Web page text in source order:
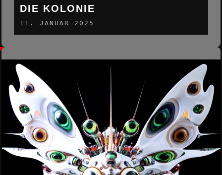
DIE KOLONIE
11. JANUAR 2025